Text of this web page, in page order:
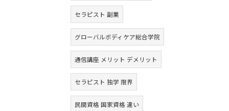
セラピスト 副業
グローバルボディケア総合学院
通信講座 メリット デメリット
セラピスト 独学 限界
民間資格 国家資格 違い